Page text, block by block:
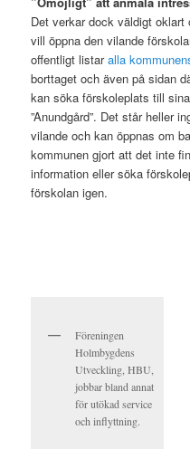
Det verkar dock väldigt
vill öppna den vilande
offentligt listaralla
borttaget och även på sidan
kan söka förskoleplats till
”Anundgård”. Det står heller
vilande och kan öppnas om
kommunen gjort att det inte
information eller söka
förskolan igen.
Föreningen
Holmbygdens
Utveckling, HBU,
jobbar bland annat
för utökad service
och inflyttning.